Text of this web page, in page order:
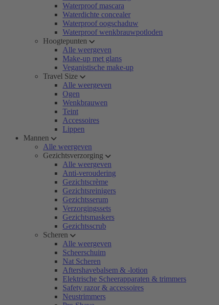
Waterproof mascara
Waterdichte concealer
Waterproof oogschaduw
Waterproof wenkbrauwpotloden
Hoogtepunten
Alle weergeven
Make-up met glans
Veganistische make-up
Travel Size
Alle weergeven
Ogen
Wenkbrauwen
Teint
Accessoires
Lippen
Mannen
Alle weergeven
Gezichtsverzorging
Alle weergeven
Anti-veroudering
Gezichtscrème
Gezichtsreinigers
Gezichtsserum
Verzorgingssets
Gezichtsmaskers
Gezichtsscrub
Scheren
Alle weergeven
Scheerschuim
Nat Scheren
Aftershavebalsem & -lotion
Elektrische Scheerapparaten & trimmers
Safety razor & accessoires
Neustrimmers